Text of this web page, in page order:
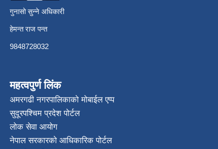
गुनासो सुन्ने अधिकारी
हेमन्त राज पन्त
9848728032
महत्वपुर्ण लिंक
अमरगढी नगरपालिकाको मोबाईल एप्प
सुदूरपश्चिम प्रदेश पोर्टल
लोक सेवा आयोग
नेपाल सरकारको आधिकारिक पोर्टल